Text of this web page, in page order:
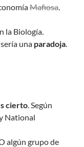
Mafiosa.
la Biología.
una paradoja.
cierto. Según
National
algún grupo de